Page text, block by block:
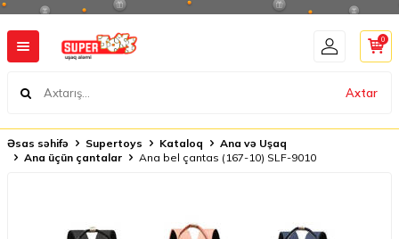
Axtar
0
Əsas səhifə Supertoys Kataloq
Ana və Uşaq
Ana üçün çantalar
Ana bel çantas (167-10) SLF-9010